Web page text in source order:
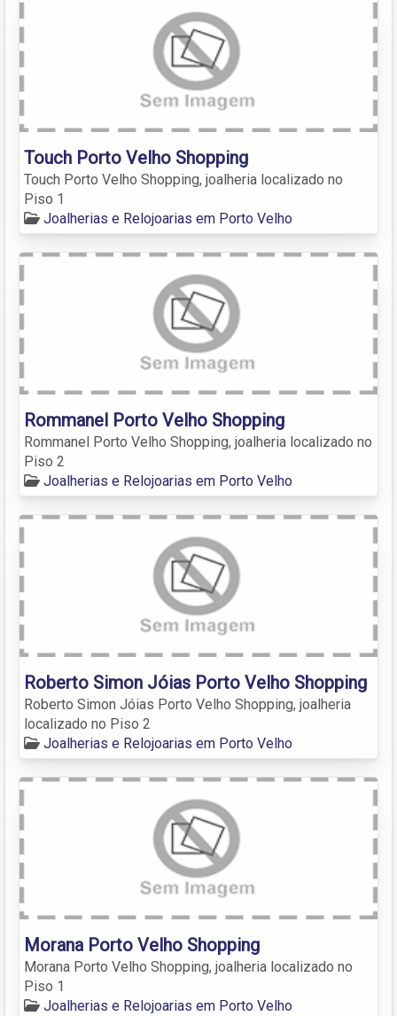
Touch Porto Velho Shopping
Touch Porto Velho Shopping, joalheria localizado no
Piso 1
Joalherias e Relojoarias em Porto Velho
Rommanel Porto Velho Shopping
Rommanel Porto Velho Shopping, joalheria localizado no
Piso 2
Joalherias e Relojoarias em Porto Velho
Roberto Simon Jóias Porto Velho Shopping
Roberto Simon Jóias Porto Velho Shopping, joalheria
localizado no Piso 2
Joalherias e Relojoarias em Porto Velho
Morana Porto Velho Shopping
Morana Porto Velho Shopping, joalheria localizado no
Piso 1
Joalherias e Relojoarias em Porto Velho